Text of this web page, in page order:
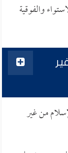
والفوقية
من غير